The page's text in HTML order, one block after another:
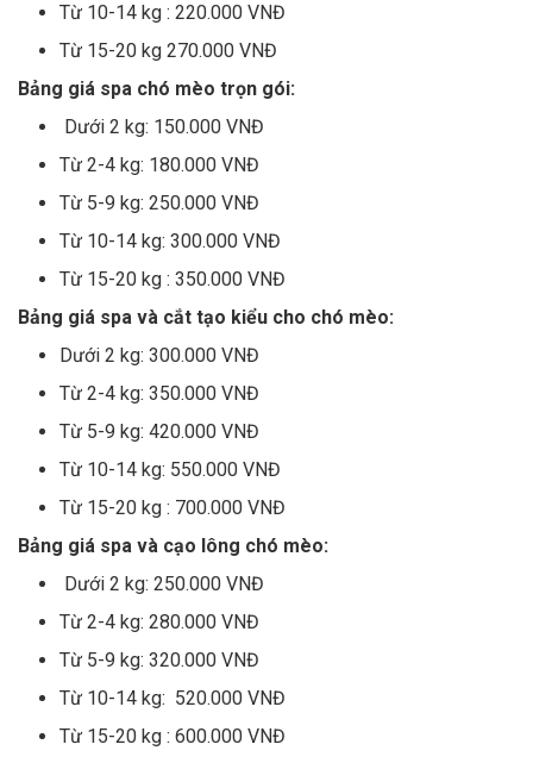
Từ 10-14 kg : 220.000 VNĐ
Từ 15-20 kg 270.000 VNĐ
Bảng giá spa chó mèo trọn gói:
Dưới 2 kg: 150.000 VNĐ
Từ 2-4 kg: 180.000 VNĐ
Từ 5-9 kg: 250.000 VNĐ
Từ 10-14 kg: 300.000 VNĐ
Từ 15-20 kg : 350.000 VNĐ
Bảng giá spa và cắt tạo kiểu cho chó mèo:
Dưới 2 kg: 300.000 VNĐ
Từ 2-4 kg: 350.000 VNĐ
Từ 5-9 kg: 420.000 VNĐ
Từ 10-14 kg: 550.000 VNĐ
Từ 15-20 kg : 700.000 VNĐ
Bảng giá spa và cạo lông chó mèo:
Dưới 2 kg: 250.000 VNĐ
Từ 2-4 kg: 280.000 VNĐ
Từ 5-9 kg: 320.000 VNĐ
Từ 10-14 kg: 520.000 VNĐ
Từ 15-20 kg : 600.000 VNĐ